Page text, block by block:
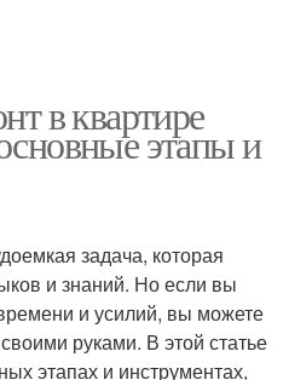
в квартире
этапы и
задача, которая
и знаний. Но если вы
и усилий, вы можете
руками. В этой статье
этапах и инструментах,